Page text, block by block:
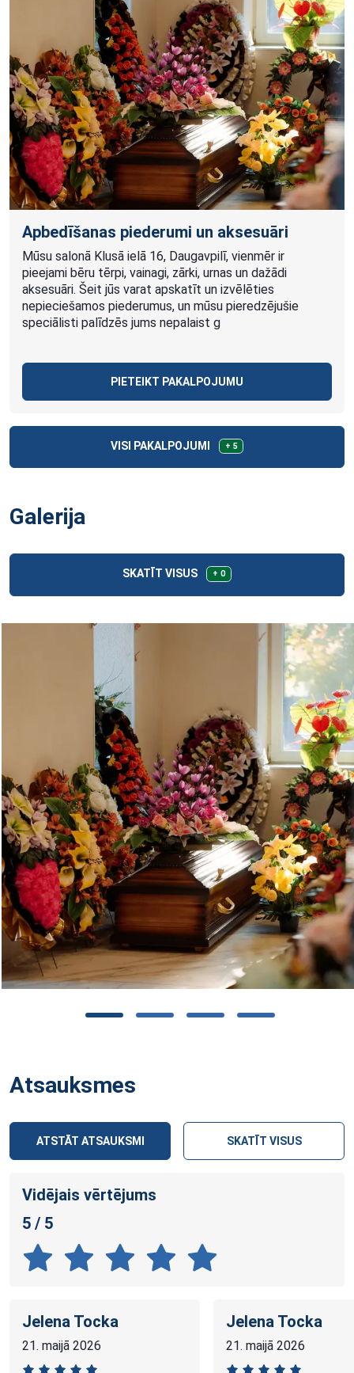
Apbedīšanas piederumi un aksesuāri
Mūsu salonā Klusā ielā 16, Daugavpilī, vienmēr ir
pieejami bēru tērpi, vainagi, zārki, urnas un dažādi
aksesuāri. Šeit jūs varat apskatīt un izvēlēties
nepieciešamos piederumus, un mūsu pieredzējušie
speciālisti palīdzēs jums nepalaist g
PIETEIKT PAKALPOJUMU
VISI PAKALPOJUMI + 5
Galerija
SKATĪT VISUS + 0
Atsauksmes
ATSTĀT ATSAUKSMI SKATĪT VISUS
Vidējais vērtējums
5 / 5
Jelena Tocka
21. maijā 2026
Jelena Tocka
21. maijā 2026